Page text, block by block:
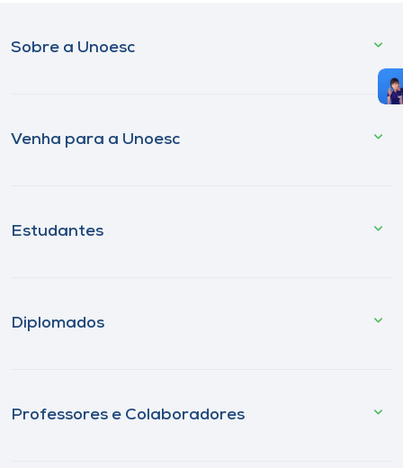
Sobre a Unoesc
Venha para a Unoesc
Estudantes
Diplomados
Professores e Colaboradores